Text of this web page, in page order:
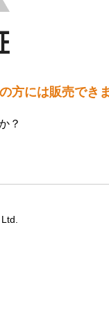
方には販売でき
？